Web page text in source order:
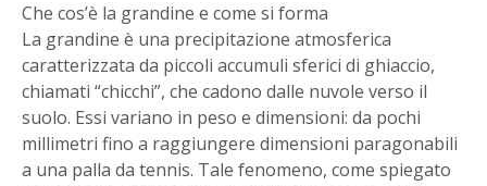
Che cos’è la grandine e come si forma
La grandine è una precipitazione atmosferica
caratterizzata da piccoli accumuli sferici di ghiaccio,
chiamati “chicchi”, che cadono dalle nuvole verso il
suolo. Essi variano in peso e dimensioni: da pochi
millimetri fino a raggiungere dimensioni paragonabili
a una palla da tennis. Tale fenomeno, come spiegato